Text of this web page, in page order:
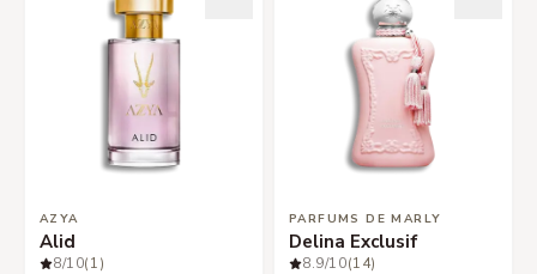
AZYA
Alid
8/10(1)
PARFUMS DE MARLY
Delina Exclusif
8.9/10(14)